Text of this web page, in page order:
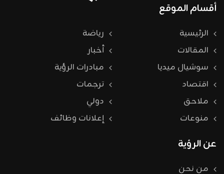
أقسام الموقع
الرئيسية
رياضة
المقالات
أخبار
سوشيال ميديا
مبادرات الرؤية
اقتصاد
ترجمات
ملاحق
دولي
منوعات
إعلانات وظائف
عن الرؤية
من نحن